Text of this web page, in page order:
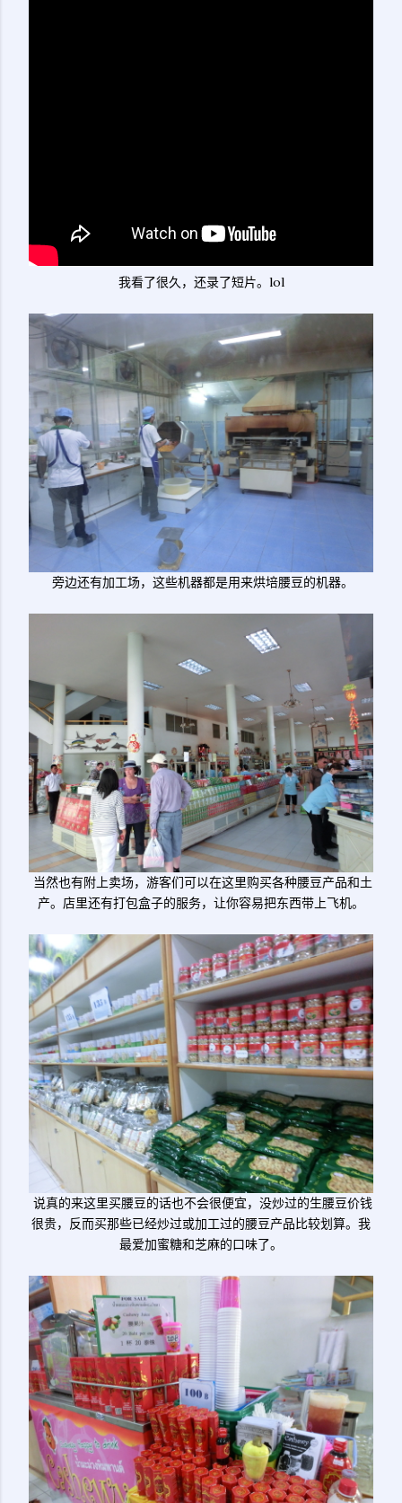
我看了很久，还录了短片。lol
旁边还有加工场，这些机器都是用来烘培腰豆的机器。
当然也有附上卖场，游客们可以在这里购买各种腰豆产品和土
产。店里还有打包盒子的服务，让你容易把东西带上飞机。
说真的来这里买腰豆的话也不会很便宜，没炒过的生腰豆价钱
很贵，反而买那些已经炒过或加工过的腰豆产品比较划算。我
最爱加蜜糖和芝麻的口味了。